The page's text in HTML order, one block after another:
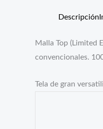
Descripción
Malla Top (Limited
convencionales.
Tela de gran